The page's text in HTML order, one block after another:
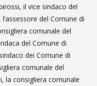
il vice sindaco del
del Comune di
comunale del
del Comune di
dei Comune di
comunale del
la consigliera comunale